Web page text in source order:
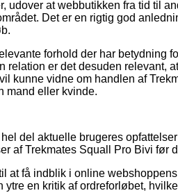
udover at webbutikken fra tid til
Det er en rigtig god
forhold der har betydning
relation er det desuden relevant,
kunne vidne om handlen af
mand eller kvinde.
del aktuelle brugeres
af Trekmates Squall Pro Bivi før
få indblik i online webshoppens
en kritik af ordreforløbet,